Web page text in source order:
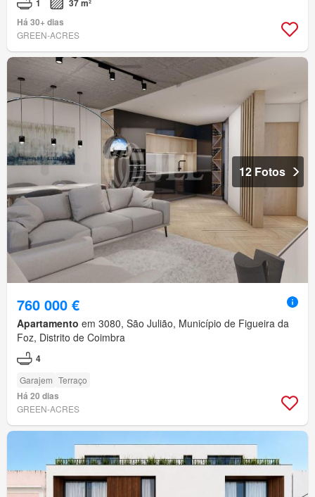
1
37 m²
Há 30+ dias
GREEN-ACRES
12 Fotos
760 000 €
Apartamento em 3080, São Julião, Município de Figueira da
Foz, Distrito de Coimbra
4
Garajem Terraço
Há 20 dias
GREEN-ACRES